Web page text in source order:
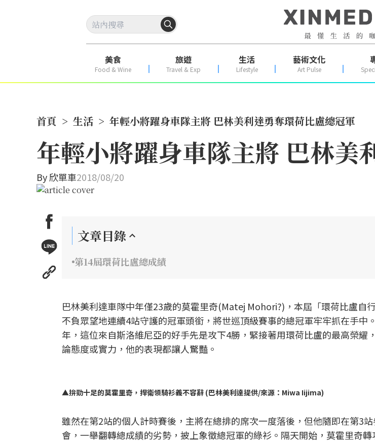
美食
Food & Wine
旅遊
Travel & Exp
生活
Lifestyle
藝術文化
Art Pulse
首頁 > 生活 > 年輕小將躍身車隊主將 巴林美利達勇奪環荷比盧總冠軍
年輕小將躍身車隊主將 巴林美
By欣單車2018/08/20
文章目錄
第14屆環荷比盧總成績
巴林美利達車隊中年僅23歲的莫霍里奇(Matej Mohori?)，本屆「環荷比盧自
不負眾望地連續4站守護的冠軍頭銜，將世巡頂級賽事的總冠軍牢牢抓在手中
年，這位來自斯洛維尼亞的好手先是攻下4勝，緊接著用環荷比盧的最高榮耀
論態度或實力，他的表現都讓人驚豔。
▲拚勁十足的莫霍里奇，捍衛領騎衫義不容辭 (巴林美利達提供/來源：Miwa Iijima)
雖然在第2站的個人計時賽後，主將在總排的席次一度落後，但他隨即在第3
會，一舉翻轉總成績的劣勢，披上象徵總冠軍的綠衫。隔天開始，莫霍里奇